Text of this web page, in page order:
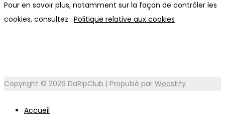
Pour en savoir plus, notamment sur la façon de contrôler les
cookies, consultez : Politique relative aux cookies
Copyright © 2026 DaRipClub | Propulsé par Woostify
Accueil